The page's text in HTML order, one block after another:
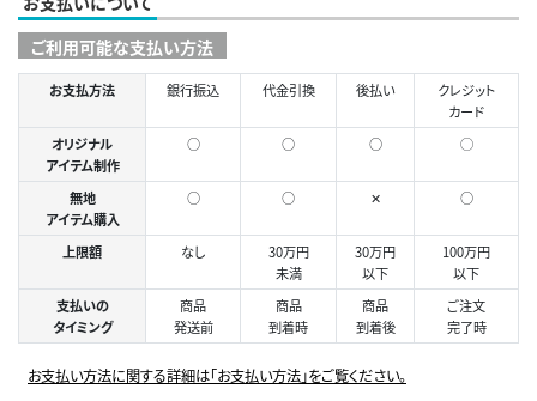
ご利用可能な支払い方法
お支払方法 銀行振込 代金引換 後払い
クレジット
カード
オリジナル
アイテム制作
○ ○ ○ ◯
無地
アイテム購入
○ ○ ✕ ○
上限額 なし
30万円
未満
30万円
以下
100万円
以下
支払いの
タイミング
商品
発送前
商品
到着時
商品
到着後
ご注文
完了時
お支払い方法に関する詳細は「お支払い方法」をご覧ください。